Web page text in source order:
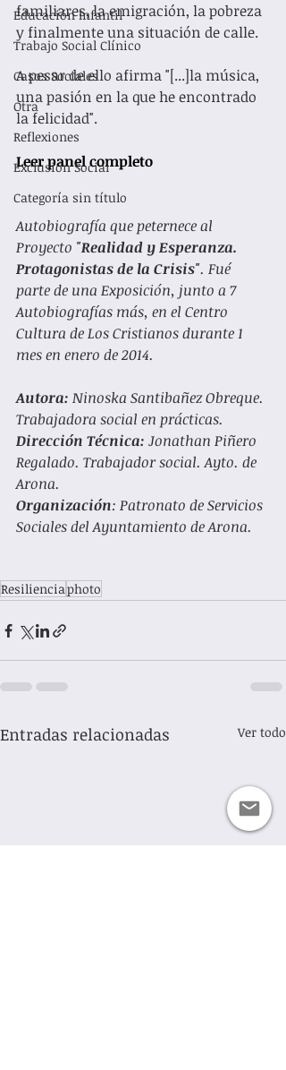
Educación Infantil
Trabajo Social Clínico
Casos Sociales
Otra
Reflexiones
Exclusión Social
Categoría sin título
familiares, la emigración, la pobreza
y finalmente una situación de calle.
A pesar de ello afirma "[...]la música,
una pasión en la que he encontrado
la felicidad".
Leer panel completo
Autobiografía que peternece al
Proyecto "Realidad y Esperanza.
Protagonistas de la Crisis". Fué
parte de una Exposición, junto a 7
Autobiografías más, en el Centro
Cultura de Los Cristianos durante 1
mes en enero de 2014.
Autora: Ninoska Santibañez Obreque.
Trabajadora social en prácticas.
Dirección Técnica: Jonathan Piñero
Regalado. Trabajador social. Ayto. de
Arona.
Organización: Patronato de Servicios
Sociales del Ayuntamiento de Arona.
Resilienciaphoto
Entradas relacionadas Ver todo